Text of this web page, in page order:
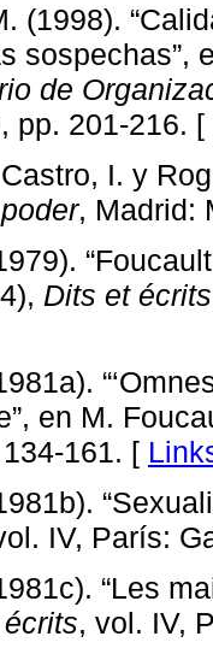
(1998).
sospechas”,
de
pp. 201-216. [
I. y
, Madrid:
Dits et écrits
en M.
161. [
IV, París:
“Les
, vol. IV,